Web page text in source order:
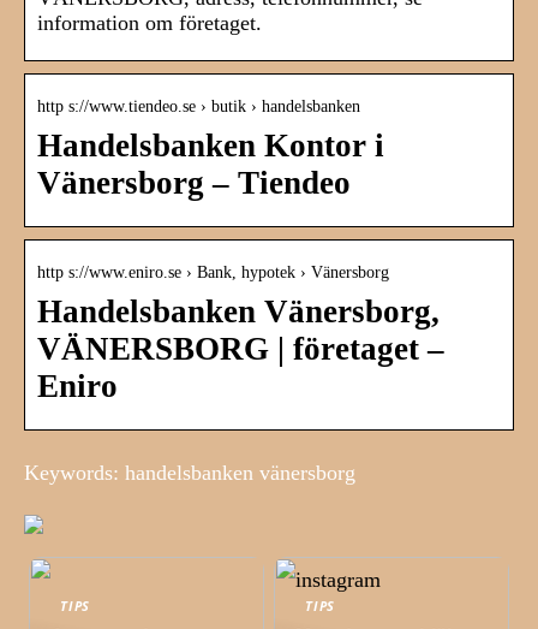
information om företaget.
http s://www.tiendeo.se › butik › handelsbanken
Handelsbanken Kontor i
Vänersborg – Tiendeo
http s://www.eniro.se › Bank, hypotek › Vänersborg
Handelsbanken Vänersborg,
VÄNERSBORG | företaget –
Eniro
Keywords: handelsbanken vänersborg
TIPS TIPS